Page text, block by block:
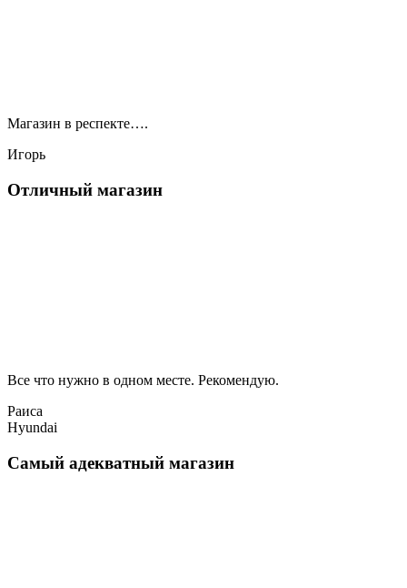
Магазин в респекте….
Игорь
Отличный магазин
Все что нужно в одном месте. Рекомендую.
Раиса
Hyundai
Самый адекватный магазин